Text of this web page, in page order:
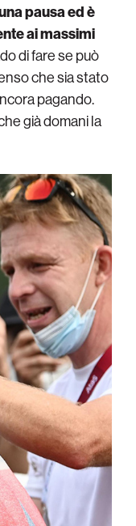
pausa ed è
ai massimi
di fare se può
che sia stato
pagando.
già domani la